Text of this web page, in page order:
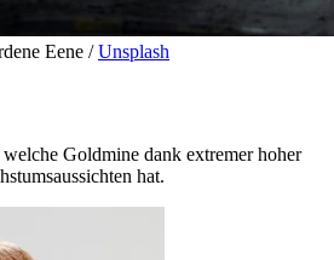
Eene / Unsplash
Goldmine dank extremer hoher
hat.